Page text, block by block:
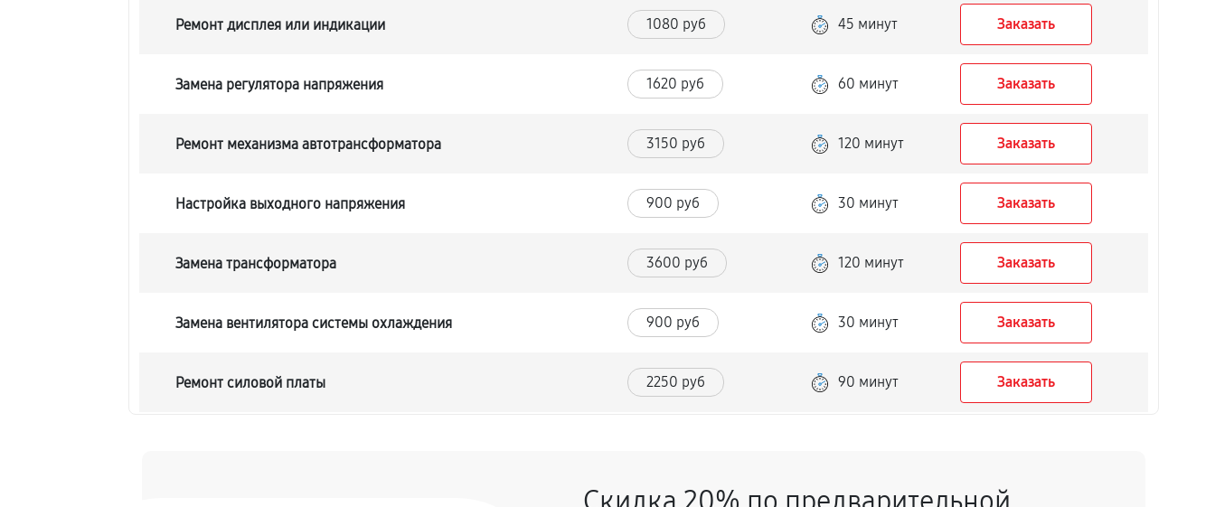
Ремонт дисплея или индикации 1080 руб 45 минут Заказать
Замена регулятора напряжения 1620 руб 60 минут Заказать
Ремонт механизма автотрансформатора 3150 руб 120 минут Заказать
Настройка выходного напряжения 900 руб 30 минут Заказать
Замена трансформатора 3600 руб 120 минут Заказать
Замена вентилятора системы охлаждения 900 руб 30 минут Заказать
Ремонт силовой платы 2250 руб 90 минут Заказать
Замена конденсатора автоматического стабилизатора напряжения
720 руб 40 минут Заказать